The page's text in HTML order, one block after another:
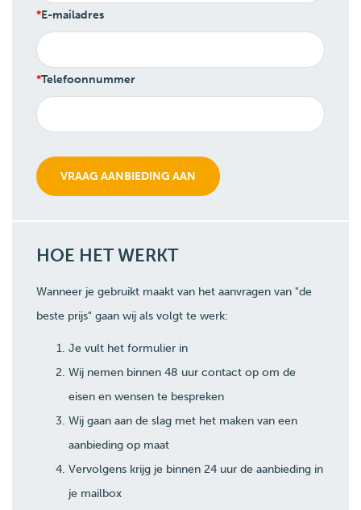
E-mailadres
Telefoonnummer
HOE HET WERKT
Wanneer je gebruikt maakt van het aanvragen van "de
beste prijs" gaan wij als volgt te werk:
Je vult het formulier in
Wij nemen binnen 48 uur contact op om de
eisen en wensen te bespreken
Wij gaan aan de slag met het maken van een
aanbieding op maat
Vervolgens krijg je binnen 24 uur de aanbieding in
je mailbox